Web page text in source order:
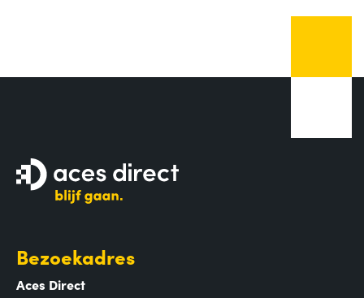
Bezoekadres
Aces Direct